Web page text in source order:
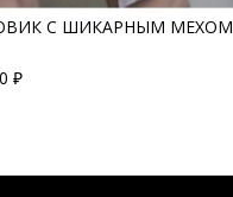
С ШИКАРНЫМ МЕХОМ
₽